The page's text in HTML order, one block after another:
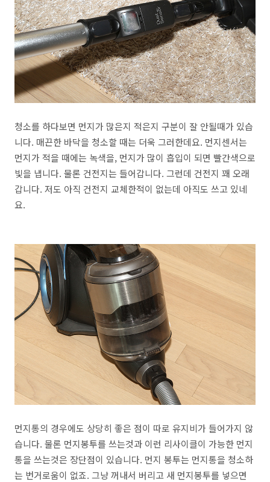
청소를 하다보면 먼지가 많은지 적은지 구분이 잘 안될때가 있습
니다. 매끈한 바닥을 청소할 때는 더욱 그러한데요. 먼지센서는
먼지가 적을 때에는 녹색을, 먼지가 많이 흡입이 되면 빨간색으로
빛을 냅니다. 물론 건전지는 들어갑니다. 그런데 건전지 꽤 오래
갑니다. 저도 아직 건전지 교체한적이 없는데 아직도 쓰고 있네
요.
먼지통의 경우에도 상당히 좋은 점이 따로 유지비가 들어가지 않
습니다. 물론 먼지봉투를 쓰는것과 이런 리사이클이 가능한 먼지
통을 쓰는것은 장단점이 있습니다. 먼지 봉투는 먼지통을 청소하
는 번거로움이 없죠. 그냥 꺼내서 버리고 새 먼지봉투를 넣으면